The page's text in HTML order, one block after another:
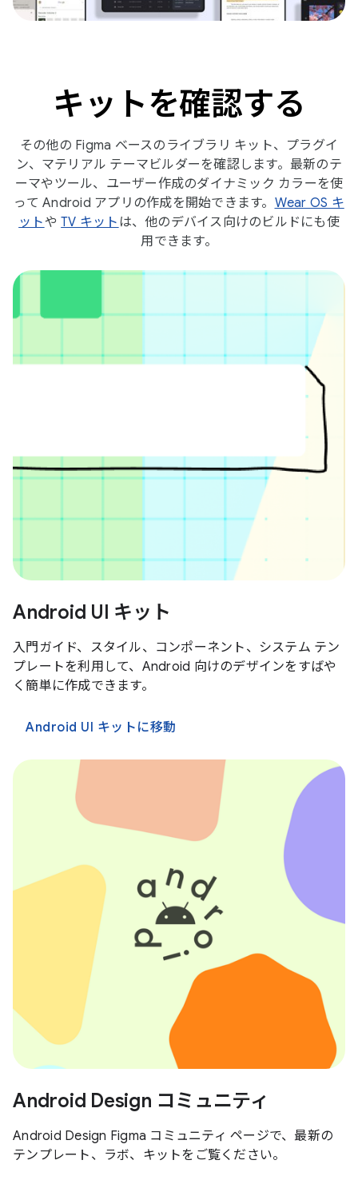
キットを確認する
その他の Figma ベースのライブラリ キット、プラグイ
ン、マテリアル テーマビルダーを確認します。最新のテ
ーマやツール、ユーザー作成のダイナミック カラーを使
って Android アプリの作成を開始できます。 Wear OS キ
ットやTV キット は、他のデバイス向けのビルドにも使
用できます。
Android UI キット
入門ガイド、スタイル、コンポーネント、システム テン
プレートを利用して、Android 向けのデザインをすばや
く簡単に作成できます。
Android UI キットに移動
Android Design コミュニティ
Android Design Figma コミュニティ ページで、最新の
テンプレート、ラボ、キットをご覧ください。